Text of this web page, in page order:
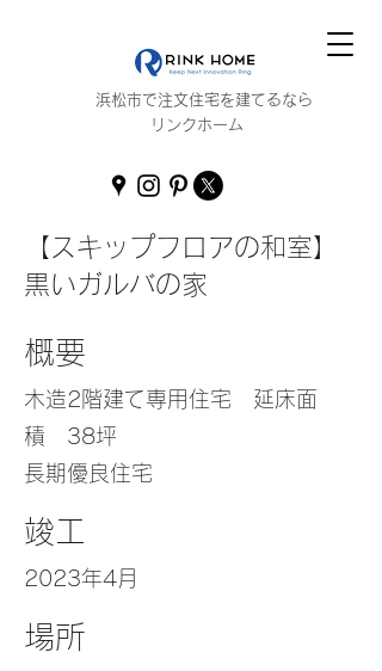
浜松市で注文住宅を建てるなら
リンクホーム
【スキップフロアの和室】
黒いガルバの家
概要
木造2階建て専用住宅 延床面
積 38坪
長期優良住宅
竣工
2023年4月
場所